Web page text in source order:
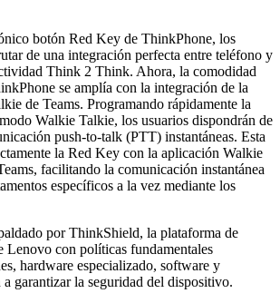
botón Red Key de ThinkPhone, los
de una integración perfecta entre teléfono y
Think 2 Think. Ahora, la comodidad
se amplía con la integración de la
de Teams. Programando rápidamente la
Walkie Talkie, los usuarios dispondrán de
push-to-talk (PTT) instantáneas. Esta
la Red Key con la aplicación Walkie
facilitando la comunicación instantánea
específicos a la vez mediante los
por ThinkShield, la plataforma de
Lenovo con políticas fundamentales
hardware especializado, software y
a garantizar la seguridad del dispositivo.